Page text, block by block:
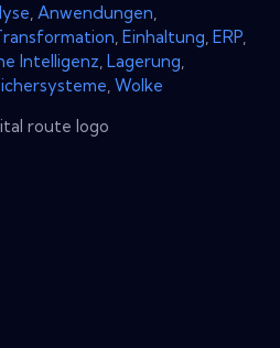
Anwendungen
Einhaltung ERP
Intelligenz Lagerung
Wolke